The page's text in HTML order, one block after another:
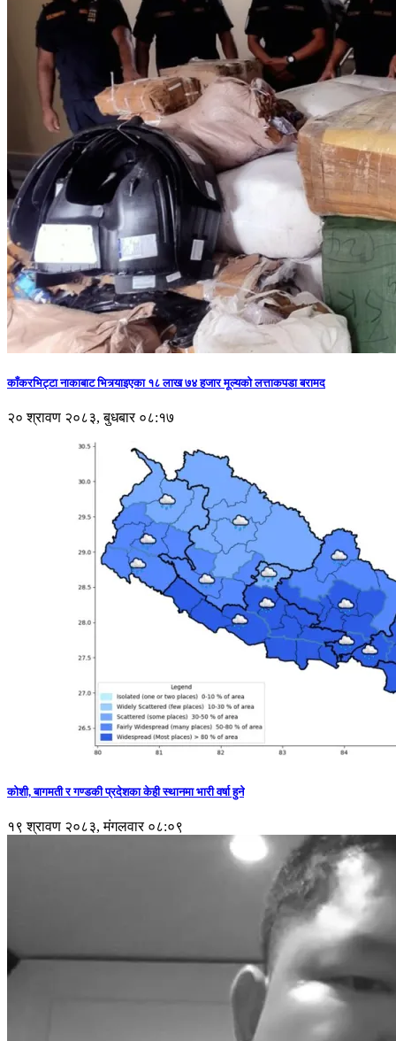
काँकरभिट्टा नाकाबाट भित्र्याइएका १८ लाख ७४ हजार मूल्यकाे लत्ताकपडा बरामद
२० श्रावण २०८३, बुधबार ०८:१७
कोशी, बागमती र गण्डकी प्रदेशका केही स्थानमा भारी वर्षा हुने
१९ श्रावण २०८३, मंगलवार ०८:०९